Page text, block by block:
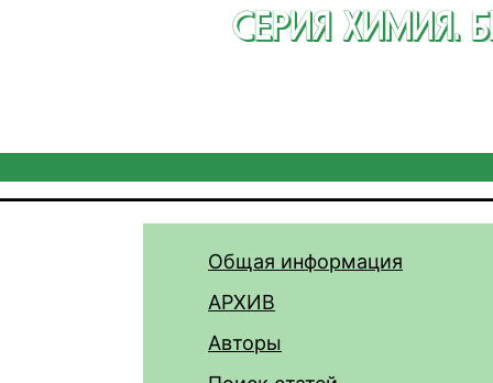
СЕРИЯ ХИМИЯ.
Общая информация
АРХИВ
Авторы